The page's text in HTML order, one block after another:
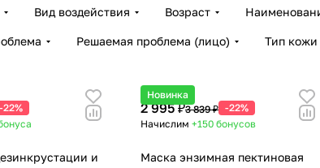
Вид воздействия Возраст
Решаемая проблема (лицо) Тип кожи
-22%
и
Новинка
2 995 ₽3 839 ₽ -22%
Начислим +150 бонусов
Маска энзимная пектиновая